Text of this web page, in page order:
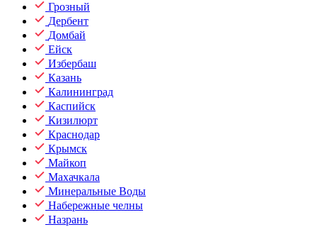
Грозный
Дербент
Домбай
Ейск
Избербаш
Казань
Калининград
Каспийск
Кизилюрт
Краснодар
Крымск
Майкоп
Махачкала
Минеральные Воды
Набережные челны
Назрань